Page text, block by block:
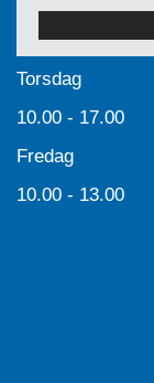
Torsdag
10.00 - 17.00
Fredag
10.00 - 13.00